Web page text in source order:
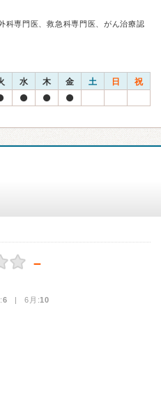
科専門医、救急科専門医、がん治療認
水 木 金 土 日 祝
－
6 | 6月:10